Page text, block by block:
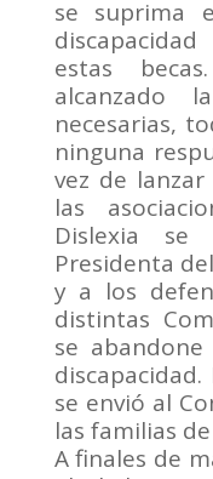
se suprima
estas
alcanzado
necesarias,
ninguna
vez de
las
Dislexia
Presidenta
y a los
distintas
se
se envió al
las familias
A finales de